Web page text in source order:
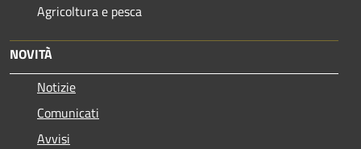
Agricoltura e pesca
NOVITÀ
Notizie
Comunicati
Avvisi